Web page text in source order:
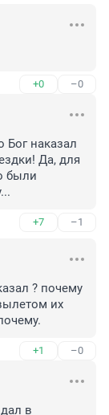
+0 –0
Бог наказал
Да, для
были
+7 –1
? почему
их
+1 –0
в